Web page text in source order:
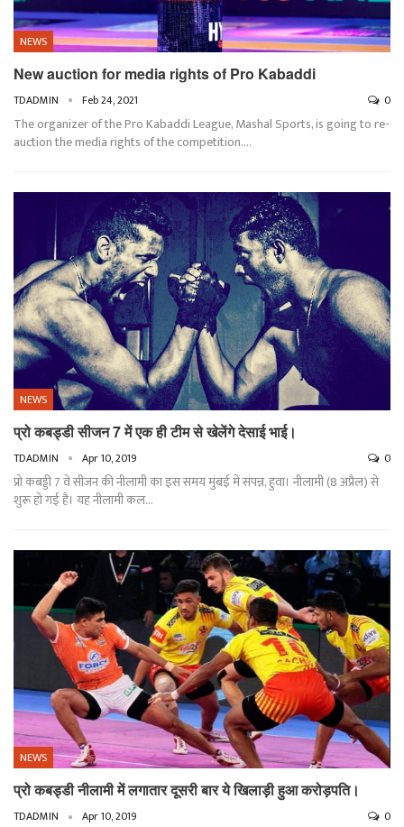
NEWS
New auction for media rights of Pro Kabaddi
TDADMIN Feb 24, 2021 0
The organizer of the Pro Kabaddi League, Mashal Sports, is going to re-
auction the media rights of the competition.…
NEWS
प्रो कबड्डी सीजन 7 में एक ही टीम से खेलेंगे देसाई भाई।
TDADMIN Apr 10, 2019 0
प्रो कबड्डी 7 वे सीजन की नीलामी का इस समय मुंबई में संपन्न, हुवा। नीलामी (8 अप्रैल) से
शुरू हो गई है। यह नीलामी कल…
NEWS
प्रो कबड्डी नीलामी में लगातार दूसरी बार ये खिलाड़ी हुआ करोड़पति।
TDADMIN Apr 10, 2019 0